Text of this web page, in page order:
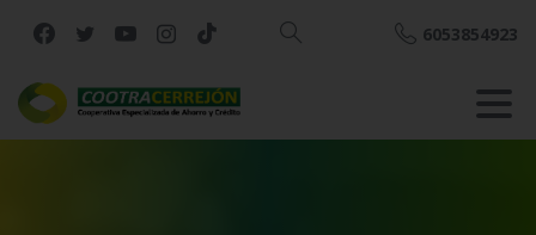
Buscar
6053854923